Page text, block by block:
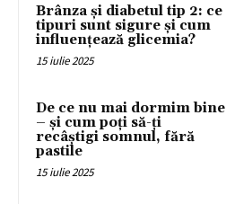
Brânza și diabetul tip 2: ce
tipuri sunt sigure și cum
influențează glicemia?
15 iulie 2025
De ce nu mai dormim bine
– și cum poți să-ți
recâștigi somnul, fără
pastile
15 iulie 2025